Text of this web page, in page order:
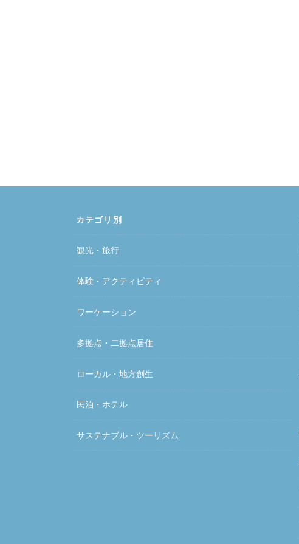
カテゴリ別
観光・旅行
体験・アクティビティ
ワーケーション
多拠点・二拠点居住
ローカル・地方創生
民泊・ホテル
サステナブル・ツーリズム